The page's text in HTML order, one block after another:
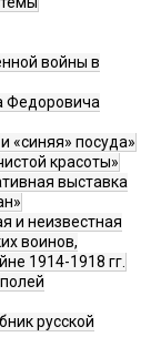
войны в
Федоровича
«синяя» посуда»
красоты»
выставка
и неизвестная
воинов,
1914-1918 гг.
русской